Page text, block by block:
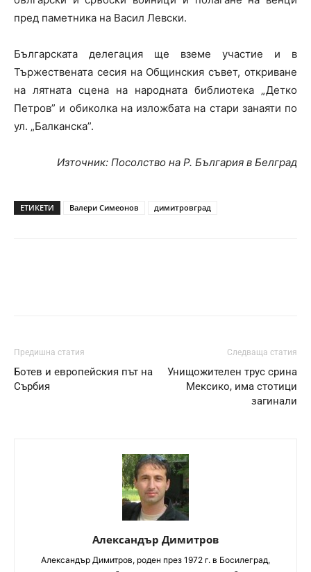
пред паметника на Васил Левски.
Българската делегация ще вземе участие и в
Тържествената сесия на Общинския съвет, откриване
на лятната сцена на народната библиотека „Детко
Петров” и обиколка на изложбата на стари занаяти по
ул. „Балканска”.
Източник: Посолство на Р. България в Белград
ЕТИКЕТИ Валери Симеонов димитровград
Предишна статия
Ботев и европейския път на
Сърбия
Следваща статия
Унищожителен трус срина
Мексико, има стотици
загинали
Александър Димитров
Aлександър Димитров, роден през 1972 г. в Босилеград,